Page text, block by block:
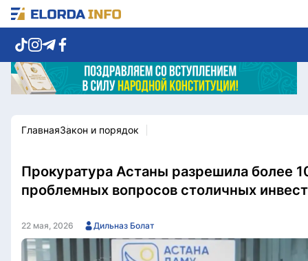
Новости столицы
Политика
Спорт
Культура
Разное
Видео
Мир
Этический кодекс
Служу стране
ГлавнаяЗакон и порядок
Прокуратура Астаны разрешила более
проблемных вопросов столичных
22 мая, 2026 Дильназ Болат